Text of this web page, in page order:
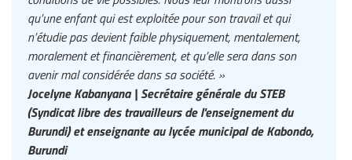
qu’une enfant qui est exploitée pour son travail et qui
n’étudie pas devient faible physiquement, mentalement,
moralement et financièrement, et qu’elle sera dans son
avenir mal considérée dans sa société. »
Jocelyne Kabanyana | Secrétaire générale du STEB
(Syndicat libre des travailleurs de l'enseignement du
Burundi) et enseignante au lycée municipal de Kabondo,
Burundi